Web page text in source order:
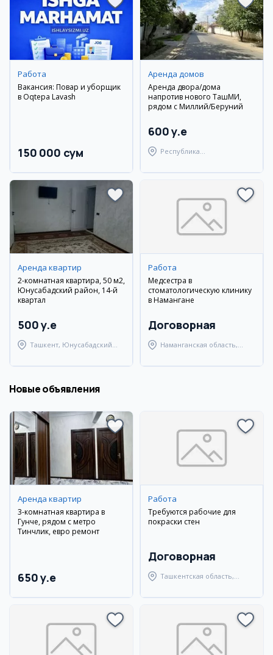
Работа
Вакансия: Повар и уборщик
в Oqtepa Lavash
150 000 сум
Аренда домов
Аренда двора/дома
напротив нового ТашМИ,
рядом с Миллий/Беруний
600 y.e
Республика
Берунийский район
Аренда квартир
2-комнатная квартира, 50 м2,
Юнусабадский район, 14-й
квартал
500 y.e
Ташкент, Юнусабадский
Работа
Медсестра в
стоматологическую клинику
в Намангане
Договорная
Наманганская область,
Новые объявления
Аренда квартир
3-комнатная квартира в
Гунче, рядом с метро
Тинчлик, евро ремонт
650 y.e
Работа
Требуются рабочие для
покраски стен
Договорная
Ташкентская область,